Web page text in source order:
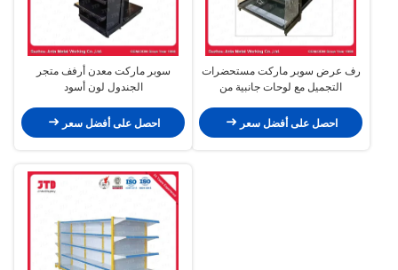
رف عرض سوبر ماركت مستحضرات
التجميل مع لوحات جانبية من
احصل على أفضل سعر
سوبر ماركت معدن أرفف متجر
الجندول لون أسود
احصل على أفضل سعر